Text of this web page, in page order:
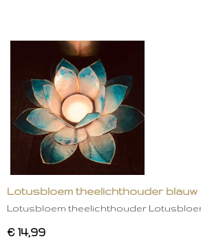
Lotusbloem theelichthouder blauw
Lotusbloem theelichthouder
€ 14,99